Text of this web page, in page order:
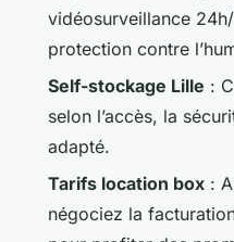
vidéosurveillance
protection contre
Self-stockage Lille :
selon l’accès, la
adapté.
Tarifs location box :
négociez la